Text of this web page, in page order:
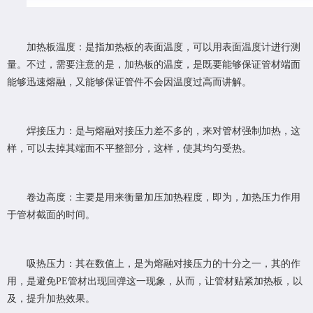
加热板温度：是指加热板的表面温度，可以用表面温度计进行测
量。不过，需要注意的是，加热板的温度，是既要能够保证管材端面
能够迅速熔融，又能够保证管件不会因温度过高而讲解。
焊接压力：是与熔融对接压力差不多的，来对管材强制加热，这
样，可以去掉其端面不平整部分，这样，使其均匀受热。
卷边高度：主要是用来衡量加压加热程度，即为，加热压力作用
于管材截面的时间。
吸热压力：其在数值上，是为熔融对接压力的十分之一，其的作
用，是避免PE管材出现回弹这一现象，从而，让管材贴紧加热板，以
及，提升加热效果。